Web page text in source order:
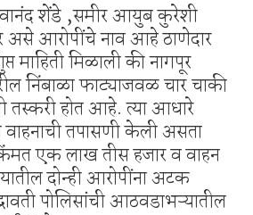
शेंडे ,समीर आयुब कुरेशी
असे आरोपींचे नाव आहे ठाणेदार
माहिती मिळाली की नागपूर
निंबाळा फाट्याजवळ चार चाकी
तस्करी होत आहे. त्या आधारे
तपासणी केली असता
एक लाख तीस हजार व वाहन
दोन्ही आरोपींना अटक
पोलिसांची आठवडाभऱ्यातील